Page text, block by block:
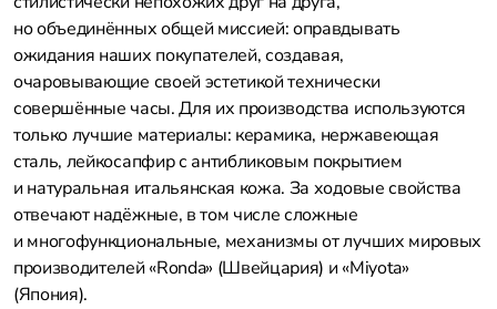
но объединённых общей миссией: оправдывать
ожидания наших покупателей, создавая,
очаровывающие своей эстетикой технически
совершённые часы. Для их производства используются
только лучшие материалы: керамика, нержавеющая
сталь, лейкосапфир с антибликовым покрытием
и натуральная итальянская кожа. За ходовые свойства
отвечают надёжные, в том числе сложные
и многофункциональные, механизмы от лучших мировых
производителей «Ronda» (Швейцария) и «Miyota»
(Япония).